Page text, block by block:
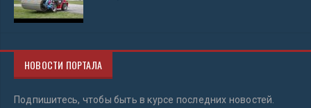
НОВОСТИ ПОРТАЛА
Подпишитесь, чтобы быть в курсе последних новостей.